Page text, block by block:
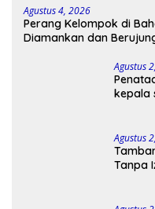
Agustus 4, 2026
Perang Kelompok di
Diamankan dan
Agustus
kepala
Agustus
Tanpa